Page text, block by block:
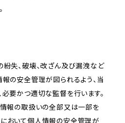
紛失、破壊、改ざん及び漏洩など
報の安全管理が図られるよう、当
必要かつ適切な監督を行います。
情報の取扱いの全部又は一部を
おいて個人情報の安全管理が